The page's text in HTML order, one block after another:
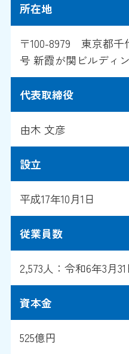
所在地
〒100-8979 東京都千
号 新霞が関ビルディ
代表取締役
由木 文彦
設立
平成17年10月1日
従業員数
2,573人：令和6年3月
資本金
525億円